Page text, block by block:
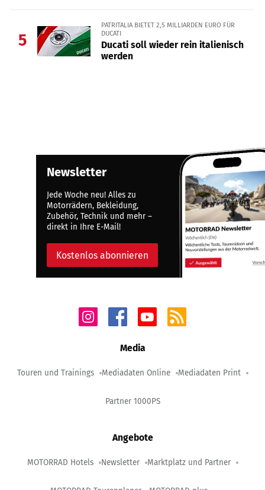
5
PATRITALIA BIETET 2,5 MILLIARDEN EURO FÜR
DUCATI
Ducati soll wieder rein italienisch
werden
Newsletter
Jede Woche neu! Alles zu
Motorrädern, Bekleidung,
Zubehör, Technik und mehr –
direkt in Ihre E-Mail!
Kostenlos abonnieren
Media
Touren und Trainings Mediadaten Online Mediadaten Print
Partner 1000PS
Angebote
MOTORRAD Hotels Newsletter Marktplatz und Partner